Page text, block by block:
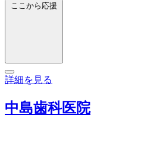
ここから応援
詳細を見る
中島歯科医院